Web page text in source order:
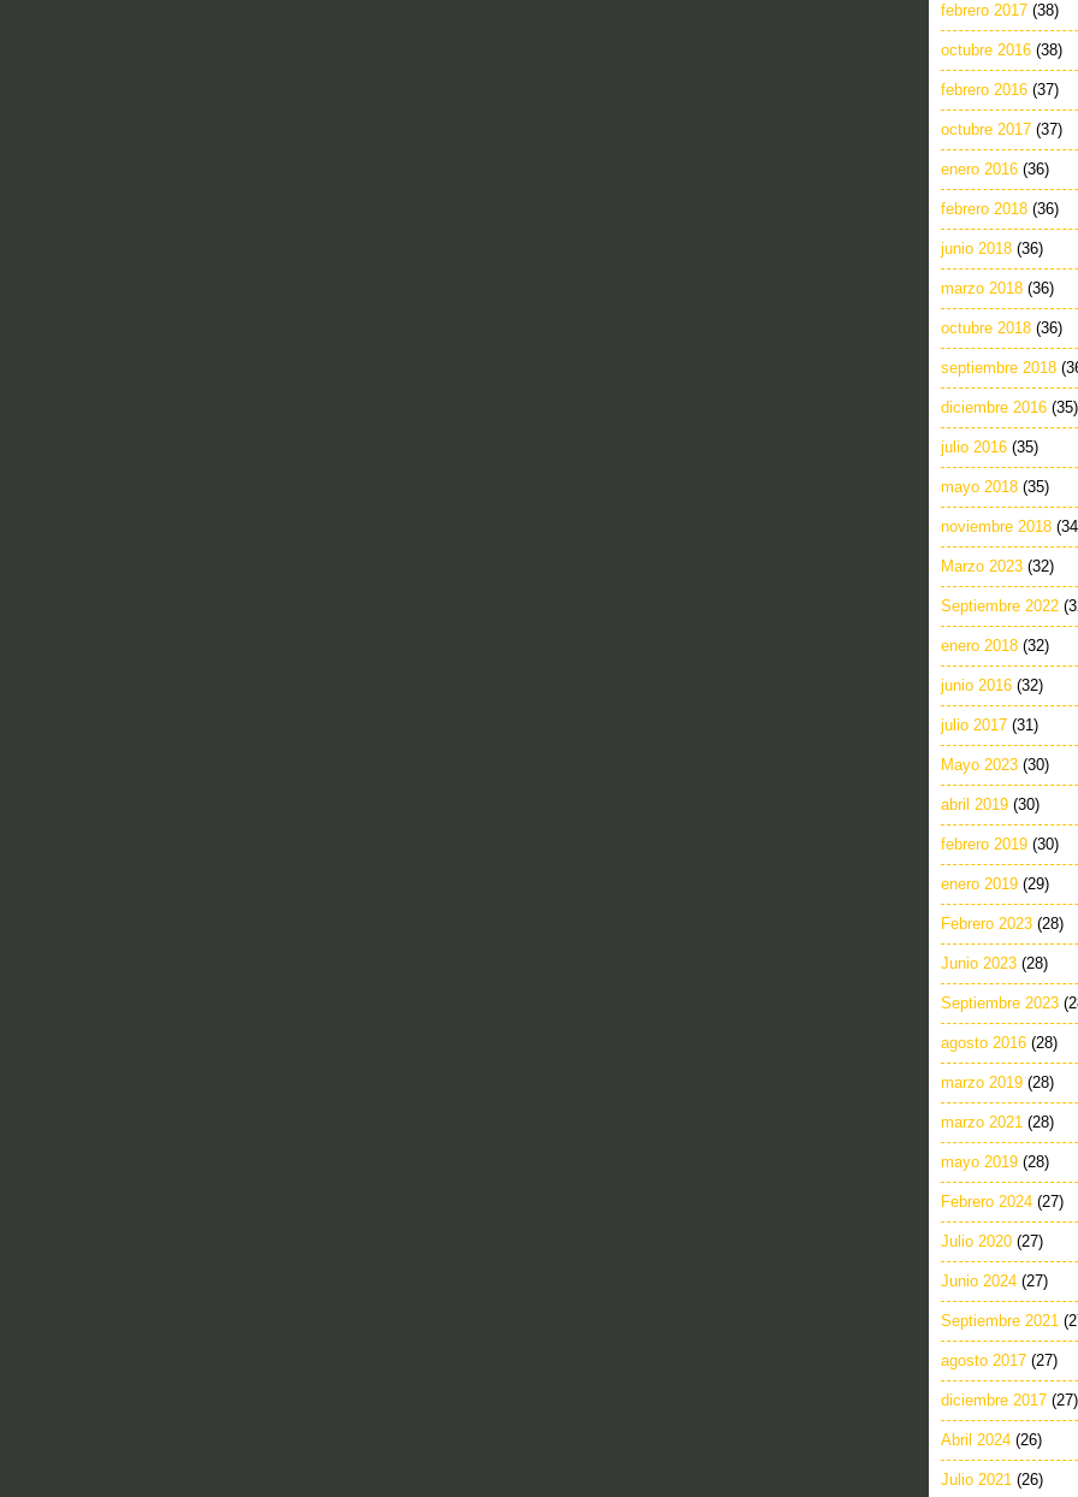
febrero 2017 (38)
octubre 2016 (38)
febrero 2016 (37)
octubre 2017 (37)
enero 2016 (36)
febrero 2018 (36)
junio 2018 (36)
marzo 2018 (36)
octubre 2018 (36)
septiembre 2018
diciembre 2016 (35)
julio 2016 (35)
mayo 2018 (35)
noviembre 2018
Marzo 2023 (32)
Septiembre 2022
enero 2018 (32)
junio 2016 (32)
julio 2017 (31)
Mayo 2023 (30)
abril 2019 (30)
febrero 2019 (30)
enero 2019 (29)
Febrero 2023 (28)
Junio 2023 (28)
Septiembre 2023
agosto 2016 (28)
marzo 2019 (28)
marzo 2021 (28)
mayo 2019 (28)
Febrero 2024 (27)
Julio 2020 (27)
Junio 2024 (27)
Septiembre 2021
agosto 2017 (27)
diciembre 2017 (27)
Abril 2024 (26)
Julio 2021 (26)